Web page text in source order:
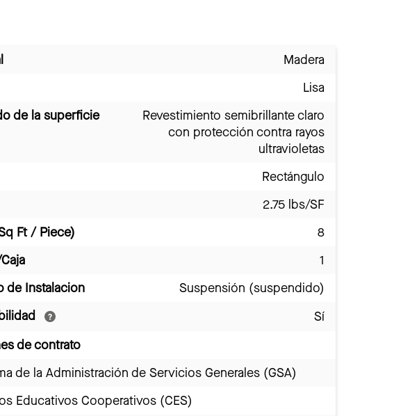
Madera
Lisa
de la superficie
Revestimiento semibrillante claro
con protección contra rayos
ultravioletas
Rectángulo
2.75 lbs/SF
Ft / Piece)
8
1
de Instalacion
Suspensión (suspendido)
Sí
de contrato
de la Administración de Servicios Generales (GSA)
Educativos Cooperativos (CES)